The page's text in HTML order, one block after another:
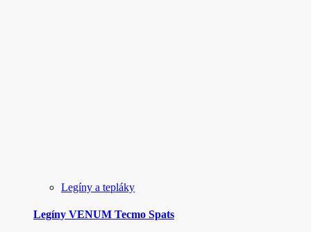
Legíny a tepláky
Legíny VENUM Tecmo Spats